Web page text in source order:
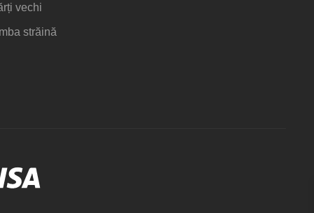
vechi
străină